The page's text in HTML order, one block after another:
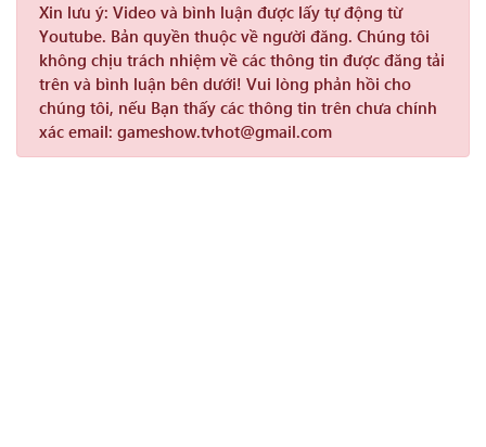
Xin lưu ý: Video và bình luận được lấy tự động từ
Youtube. Bản quyền thuộc về người đăng. Chúng tôi
không chịu trách nhiệm về các thông tin được đăng tải
trên và bình luận bên dưới! Vui lòng phản hồi cho
chúng tôi, nếu Bạn thấy các thông tin trên chưa chính
xác email: gameshow.tvhot@gmail.com